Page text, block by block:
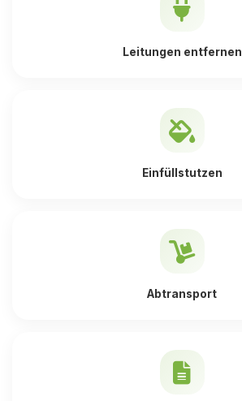
Leitungen entfernen
Einfüllstutzen
Abtransport